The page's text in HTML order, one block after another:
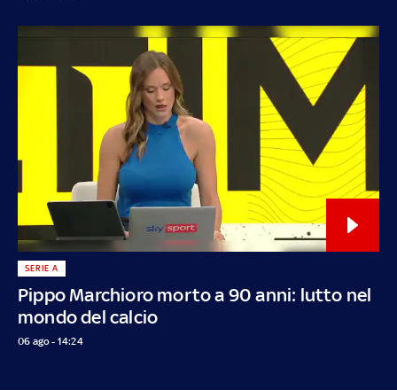
Pippo Marchioro morto a 90 anni: lutto nel
mondo del calcio
SERIE A
06 ago - 14:24